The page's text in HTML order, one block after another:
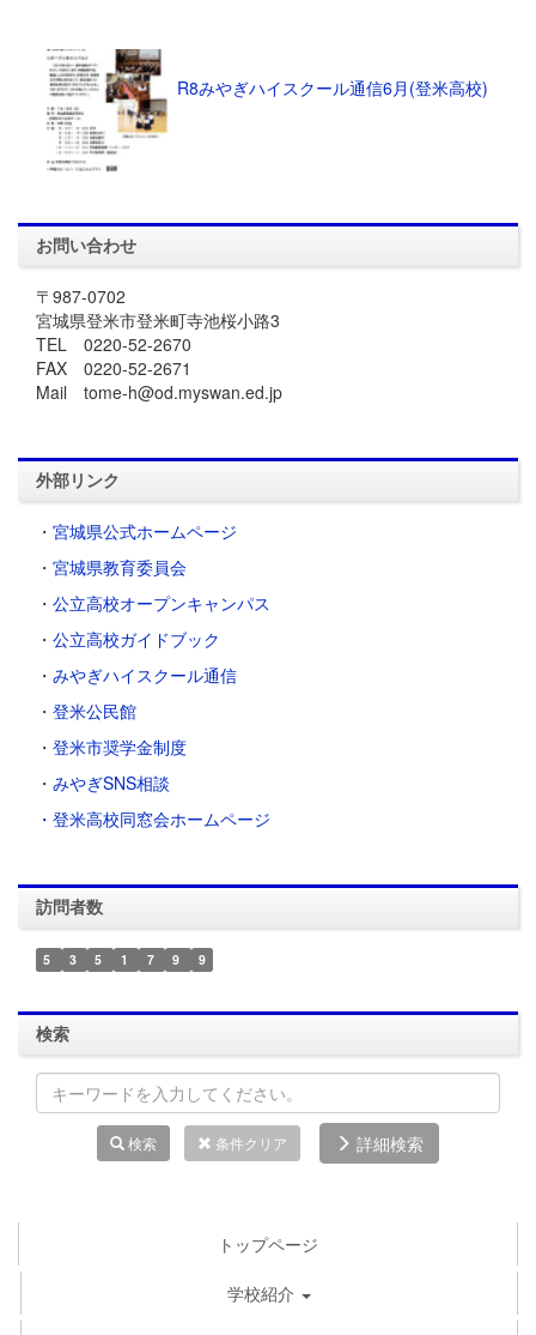
R8みやぎハイスクール通信6月(登米高校)
お問い合わせ
〒987-0702
宮城県登米市登米町寺池桜小路3
TEL 0220-52-2670
FAX 0220-52-2671
Mail tome-h@od.myswan.ed.jp
外部リンク
・ 宮城県公式ホームページ
・ 宮城県教育委員会
・ 公立高校オープンキャンパス
・ 公立高校ガイドブック
・ みやぎハイスクール通信
・ 登米公民館
・ 登米市奨学金制度
・ みやぎSNS相談
・登米高校同窓会ホームページ
訪問者数
5 3 5 1 7 9 9
検索
検索 条件クリア 詳細検索
トップページ
学校紹介